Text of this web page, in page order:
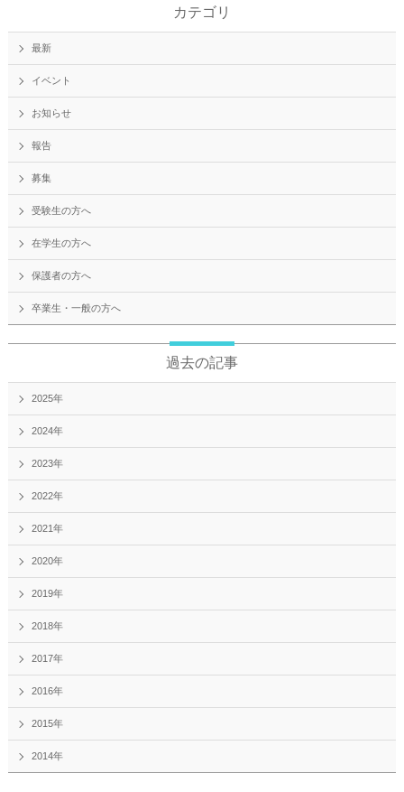
カテゴリ
最新
イベント
お知らせ
報告
募集
受験生の方へ
在学生の方へ
保護者の方へ
卒業生・一般の方へ
過去の記事
2025年
2024年
2023年
2022年
2021年
2020年
2019年
2018年
2017年
2016年
2015年
2014年